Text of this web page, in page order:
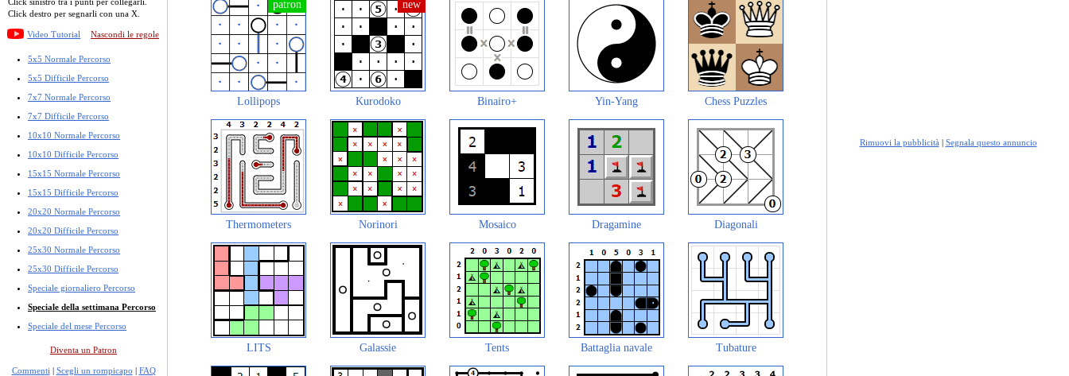
Click destro per segnarli con una X.
Video Tutorial Nascondi le regole
5x5 Normale Percorso
5x5 Difficile Percorso
7x7 Normale Percorso
7x7 Difficile Percorso
10x10 Normale Percorso
10x10 Difficile Percorso
15x15 Normale Percorso
15x15 Difficile Percorso
20x20 Normale Percorso
20x20 Difficile Percorso
25x30 Normale Percorso
25x30 Difficile Percorso
Speciale giornaliero Percorso
Speciale della settimana Percorso
Speciale del mese Percorso
Diventa un Patron
Commenti | Scegli un rompicapo | FAQ
Lollipops Kurodoko Binairo+ Yin-Yang Chess Puzzles
Thermometers Norinori Mosaico Dragamine Diagonali
LITS Galassie Tents Battaglia navale Tubature
Rimuovi la pubblicità | Segnala questo annuncio